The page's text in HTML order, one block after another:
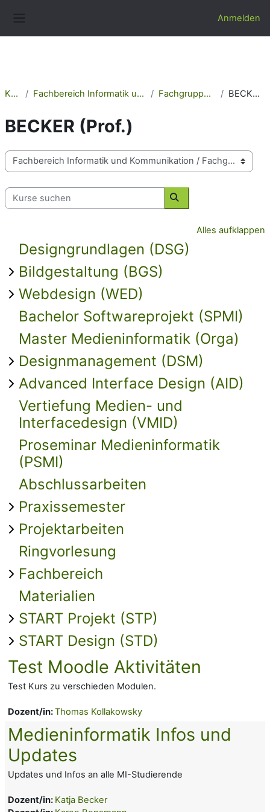
Anmelden
Kurse Fachbereich Informatik und Kommunikation Fachgruppe Informatik BECKER (Prof.)
BECKER (Prof.)
Kursbereiche
Kurse suchen
Kurse suchen
Alles aufklappen
Designgrundlagen (DSG)
Bildgestaltung (BGS)
Webdesign (WED)
Bachelor Softwareprojekt (SPMI)
Master Medieninformatik (Orga)
Designmanagement (DSM)
Advanced Interface Design (AID)
Vertiefung Medien- und
Interfacedesign (VMID)
Proseminar Medieninformatik
(PSMI)
Abschlussarbeiten
Praxissemester
Projektarbeiten
Ringvorlesung
Fachbereich
Materialien
START Projekt (STP)
START Design (STD)
Test Moodle Aktivitäten
Test Kurs zu verschieden Modulen.
Dozent/in:Thomas Kollakowsky
Medieninformatik Infos und
Updates
Updates und Infos an alle MI-Studierende
Dozent/in: Katja Becker